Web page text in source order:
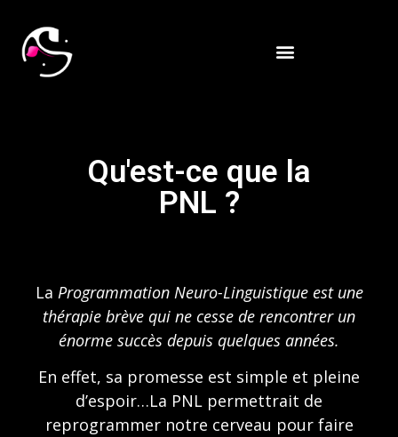
Qu'est-ce que la
PNL ?
La Programmation Neuro-Linguistique est une
thérapie brève qui ne cesse de rencontrer un
énorme succès depuis quelques années.
En effet, sa promesse est simple et pleine
d’espoir…La PNL permettrait de
reprogrammer notre cerveau pour faire